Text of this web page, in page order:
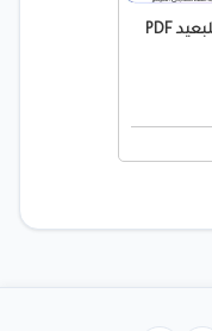
أوراق عمل أسماء الاشارة للبعيد PDF